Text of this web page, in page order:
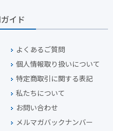
イド
よくあるご質問
個人情報取り扱いについて
特定商取引に関する表記
私たちについて
お問い合わせ
メルマガバックナンバー